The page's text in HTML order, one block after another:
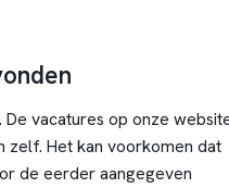
vacatures op onze
zelf. Het kan voorkomen dat
de eerder aangegeven